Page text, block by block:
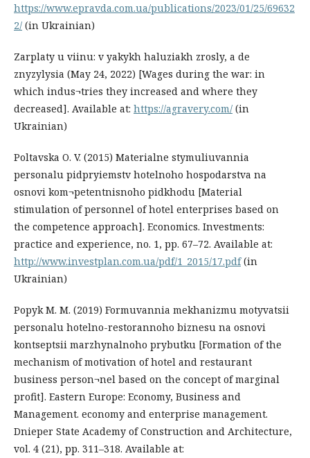
https://www.epravda.com.ua/publications/2023/01/25/69632
2/ (in Ukrainian)
Zarplaty u viinu: v yakykh haluziakh zrosly, a de
znyzylysia (May 24, 2022) [Wages during the war: in
which indus¬tries they increased and where they
decreased]. Available at: https://agravery.com/ (in
Ukrainian)
Poltavska O. V. (2015) Materialne stymuliuvannia
personalu pidpryiemstv hotelnoho hospodarstva na
osnovi kom¬petentnisnoho pidkhodu [Material
stimulation of personnel of hotel enterprises based on
the competence approach]. Economics. Investments:
practice and experience, no. 1, рp. 67–72. Available at:
http://www.investplan.com.ua/pdf/1_2015/17.pdf(in
Ukrainian)
Popyk M. M. (2019) Formuvannia mekhanizmu motyvatsii
personalu hotelno-restorannoho biznesu na osnovi
kontseptsii marzhynalnoho prybutku [Formation of the
mechanism of motivation of hotel and restaurant
business person¬nel based on the concept of marginal
profit]. Eastern Europe: Economy, Business and
Management. economy and enterprise management.
Dnieper State Academy of Construction and Architecture,
vol. 4 (21), рр. 311–318. Available at: